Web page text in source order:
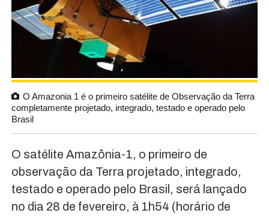
O Amazonia 1 é o primeiro satélite de Observação da Terra
completamente projetado, integrado, testado e operado pelo
Brasil
O satélite Amazônia-1, o primeiro de
observação da Terra projetado, integrado,
testado e operado pelo Brasil, será lançado
no dia 28 de fevereiro, à 1h54 (horário de